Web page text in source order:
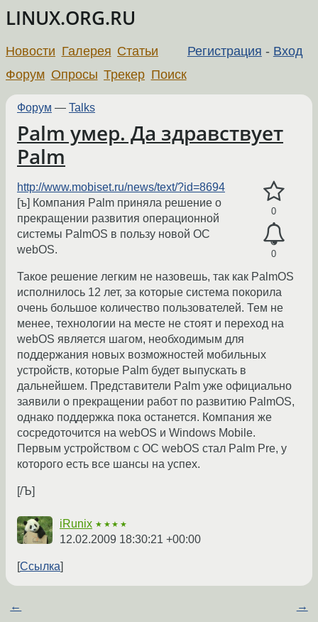
LINUX.ORG.RU
Регистрация - Вход
Новости Галерея Статьи
Форум Опросы Трекер Поиск
Форум — Talks
Palm умер. Да здравствует
Palm
0
0
http://www.mobiset.ru/news/text/?id=8694
[ъ] Компания Palm приняла решение о
прекращении развития операционной
системы PalmOS в пользу новой ОС
webOS.
Такое решение легким не назовешь, так как PalmOS
исполнилось 12 лет, за которые система покорила
очень большое количество пользователей. Тем не
менее, технологии на месте не стоят и переход на
webOS является шагом, необходимым для
поддержания новых возможностей мобильных
устройств, которые Palm будет выпускать в
дальнейшем. Представители Palm уже официально
заявили о прекращении работ по развитию PalmOS,
однако поддержка пока останется. Компания же
сосредоточится на webOS и Windows Mobile.
Первым устройством с ОС webOS стал Palm Pre, у
которого есть все шансы на успех.
[/Ъ]
iRunix ★★★★
12.02.2009 18:30:21 +00:00
Ссылка
← →